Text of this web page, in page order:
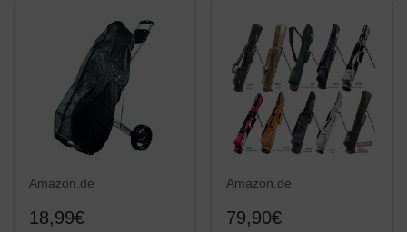
Amazon.de
18,99€
Amazon.de
79,90€